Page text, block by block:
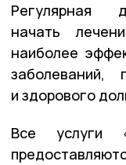
Регулярная
начать
наиболее
заболеваний,
и здорового
Все услуги